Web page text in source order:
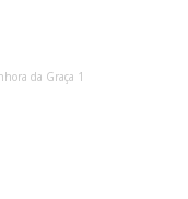
da Graça 1